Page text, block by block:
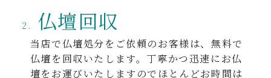
仏壇回収
当店で仏壇処分をご依頼のお客様は、無料で
仏壇を回収いたします。丁寧かつ迅速にお仏
壇をお運びいたしますのでほとんどお時間は